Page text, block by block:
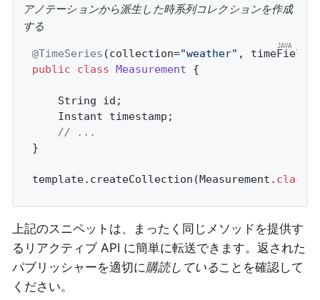
アノテーションから派生した時系列コレクションを作成
する
@TimeSeries (collection="weather" , timeField
public
class Measurement {
    String id;
    Instant timestamp;
// ...
}
template.createCollection(Measurement . class
上記のスニペットは、まったく同じメソッドを提供す
るリアクティブ API に簡単に転送できます。返された
パブリッシャーを適切に購読していることを確認して
ください。